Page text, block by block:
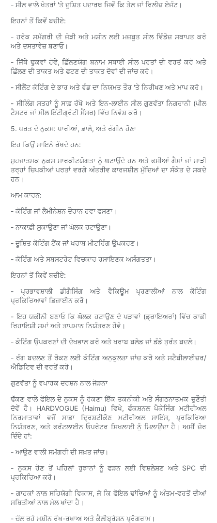
- ਸੀਲ ਵਾਲੇ ਖੇਤਰਾਂ 'ਤੇ ਦੂਸ਼ਿਤ ਪਦਾਰਥ ਜਿਵੇਂ ਕਿ ਤੇਲ ਜਾਂ ਰਿਲੀਜ਼ ਏਜੰਟ।
ਇਹਨਾਂ ਤੋਂ ਕਿਵੇਂ ਬਚੀਏ:
- ਹਰੇਕ ਸਮੱਗਰੀ ਦੀ ਜੋੜੀ ਅਤੇ ਮਸ਼ੀਨ ਲਈ ਮਜ਼ਬੂਤ ​​ਸੀਲ ਵਿੰਡੋਜ਼ ਸਥਾਪਤ ਕਰੋ
ਅਤੇ ਦਸਤਾਵੇਜ਼ ਬਣਾਓ।
- ਜਿੱਥੇ ਢੁਕਵਾਂ ਹੋਵੇ, ਛਿੱਲਣਯੋਗ ਬਨਾਮ ਸਥਾਈ ਸੀਲ ਪਰਤਾਂ ਦੀ ਵਰਤੋਂ ਕਰੋ ਅਤੇ
ਛਿੱਲਣ ਦੀ ਤਾਕਤ ਅਤੇ ਫਟਣ ਦੀ ਤਾਕਤ ਦੋਵਾਂ ਦੀ ਜਾਂਚ ਕਰੋ।
- ਸੀਲੈਂਟ ਕੋਟਿੰਗ ਦੇ ਭਾਰ ਅਤੇ ਵੰਡ ਦਾ ਨਿਯਮਤ ਤੌਰ 'ਤੇ ਨਿਰੀਖਣ ਅਤੇ ਮਾਪ ਕਰੋ।
- ਸੀਲਿੰਗ ਸਤਹਾਂ ਨੂੰ ਸਾਫ਼ ਰੱਖੋ ਅਤੇ ਇਨ-ਲਾਈਨ ਸੀਲ ਗੁਣਵੱਤਾ ਨਿਗਰਾਨੀ (ਪੀਲ
ਟੈਸਟਰ ਜਾਂ ਸੀਲ ਇੰਟੀਗ੍ਰੇਟੀ ਸੈਂਸਰ) ਵਿੱਚ ਨਿਵੇਸ਼ ਕਰੋ।
5. ਪਰਤ ਦੇ ਨੁਕਸ: ਧਾਰੀਆਂ, ਛਾਲੇ, ਅਤੇ ਰੰਗੀਨ ਹੋਣਾ
ਇਹ ਕਿਉਂ ਮਾਇਨੇ ਰੱਖਦੇ ਹਨ:
ਸੁਹਜਾਤਮਕ ਨੁਕਸ ਮਾਰਕੀਟਯੋਗਤਾ ਨੂੰ ਘਟਾਉਂਦੇ ਹਨ ਅਤੇ ਫਸੀਆਂ ਗੈਸਾਂ ਜਾਂ ਮਾੜੀ
ਤਰ੍ਹਾਂ ਚਿਪਕੀਆਂ ਪਰਤਾਂ ਵਰਗੇ ਅੰਤਰੀਵ ਕਾਰਜਸ਼ੀਲ ਮੁੱਦਿਆਂ ਦਾ ਸੰਕੇਤ ਦੇ ਸਕਦੇ
ਹਨ।
ਆਮ ਕਾਰਨ:
- ਕੋਟਿੰਗ ਜਾਂ ਲੈਮੀਨੇਸ਼ਨ ਦੌਰਾਨ ਹਵਾ ਫਸਣਾ।
- ਨਾਕਾਫ਼ੀ ਸੁਕਾਉਣਾ ਜਾਂ ਘੋਲਕ ਹਟਾਉਣਾ।
- ਦੂਸ਼ਿਤ ਕੋਟਿੰਗ ਟੈਂਕ ਜਾਂ ਖਰਾਬ ਮੀਟਰਿੰਗ ਉਪਕਰਣ।
- ਕੋਟਿੰਗ ਅਤੇ ਸਬਸਟਰੇਟ ਵਿਚਕਾਰ ਰਸਾਇਣਕ ਅਸੰਗਤਤਾ।
ਇਹਨਾਂ ਤੋਂ ਕਿਵੇਂ ਬਚੀਏ:
- ਪ੍ਰਭਾਵਸ਼ਾਲੀ ਡੀਗੈਸਿੰਗ ਅਤੇ ਵੈਕਿਊਮ ਪ੍ਰਣਾਲੀਆਂ ਨਾਲ ਕੋਟਿੰਗ
ਪ੍ਰਕਿਰਿਆਵਾਂ ਡਿਜ਼ਾਈਨ ਕਰੋ।
- ਇਹ ਯਕੀਨੀ ਬਣਾਓ ਕਿ ਘੋਲਕ ਹਟਾਉਣ ਦੇ ਪੜਾਵਾਂ (ਡ੍ਰਾਇਅਰਾਂ) ਵਿੱਚ ਕਾਫ਼ੀ
ਰਿਹਾਇਸ਼ੀ ਸਮਾਂ ਅਤੇ ਤਾਪਮਾਨ ਨਿਯੰਤਰਣ ਹੋਵੇ।
- ਕੋਟਿੰਗ ਉਪਕਰਣਾਂ ਦੀ ਦੇਖਭਾਲ ਕਰੋ ਅਤੇ ਖਰਾਬ ਬਲੇਡ ਜਾਂ ਡੰਡੇ ਤੁਰੰਤ ਬਦਲੋ।
- ਰੰਗ ਬਦਲਣ ਤੋਂ ਰੋਕਣ ਲਈ ਕੋਟਿੰਗ ਅਨੁਕੂਲਤਾ ਜਾਂਚ ਕਰੋ ਅਤੇ ਸਟੈਬੀਲਾਈਜ਼ਰ/
ਐਡਿਟਿਵ ਦੀ ਵਰਤੋਂ ਕਰੋ।
ਗੁਣਵੱਤਾ ਨੂੰ ਵਪਾਰਕ ਦਰਸ਼ਨ ਨਾਲ ਜੋੜਨਾ
ਢੱਕਣ ਵਾਲੇ ਫੋਇਲ ਦੇ ਨੁਕਸ ਨੂੰ ਰੋਕਣਾ ਇੱਕ ਤਕਨੀਕੀ ਅਤੇ ਸੰਗਠਨਾਤਮਕ ਚੁਣੌਤੀ
ਦੋਵੇਂ ਹੈ। HARDVOGUE (Haimu) ਵਿਖੇ, ਫੰਕਸ਼ਨਲ ਪੈਕੇਜਿੰਗ ਮਟੀਰੀਅਲ
ਨਿਰਮਾਤਾਵਾਂ ਵਜੋਂ ਸਾਡਾ ਦ੍ਰਿਸ਼ਟੀਕੋਣ ਮਟੀਰੀਅਲ ਸਾਇੰਸ, ਪ੍ਰਕਿਰਿਆ
ਨਿਯੰਤਰਣ, ਅਤੇ ਫਰੰਟਲਾਈਨ ਓਪਰੇਟਰ ਸਿਖਲਾਈ ਨੂੰ ਮਿਲਾਉਂਦਾ ਹੈ। ਅਸੀਂ ਜ਼ੋਰ
ਦਿੰਦੇ ਹਾਂ:
- ਆਉਣ ਵਾਲੀ ਸਮੱਗਰੀ ਦੀ ਸਖ਼ਤ ਜਾਂਚ।
- ਨੁਕਸ ਹੋਣ ਤੋਂ ਪਹਿਲਾਂ ਰੁਝਾਨਾਂ ਨੂੰ ਫੜਨ ਲਈ ਵਿਸ਼ਲੇਸ਼ਣ ਅਤੇ SPC ਦੀ
ਪ੍ਰਕਿਰਿਆ ਕਰੋ।
- ਗਾਹਕਾਂ ਨਾਲ ਸਹਿਯੋਗੀ ਵਿਕਾਸ, ਜੋ ਕਿ ਫੋਇਲ ਢਾਂਚਿਆਂ ਨੂੰ ਅੰਤਮ-ਵਰਤੋਂ ਦੀਆਂ
ਸਥਿਤੀਆਂ ਨਾਲ ਮੇਲ ਖਾਂਦਾ ਹੈ।
- ਚੱਲ ਰਹੇ ਮਸ਼ੀਨ ਰੱਖ-ਰਖਾਅ ਅਤੇ ਕੈਲੀਬ੍ਰੇਸ਼ਨ ਪ੍ਰੋਗਰਾਮ।